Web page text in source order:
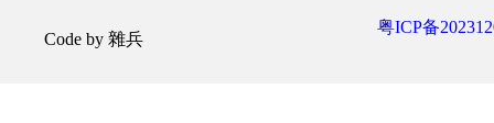
Code by 雜兵
粤ICP备